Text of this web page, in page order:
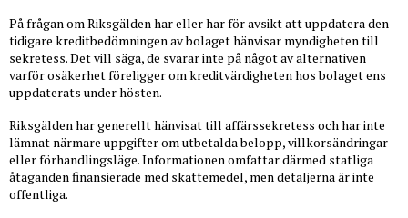
På frågan om Riksgälden har eller har för avsikt att uppdatera den
tidigare kreditbedömningen av bolaget hänvisar myndigheten till
sekretess. Det vill säga, de svarar inte på något av alternativen
varför osäkerhet föreligger om kreditvärdigheten hos bolaget ens
uppdaterats under hösten.
Riksgälden har generellt hänvisat till affärssekretess och har inte
lämnat närmare uppgifter om utbetalda belopp, villkorsändringar
eller förhandlingsläge. Informationen omfattar därmed statliga
åtaganden finansierade med skattemedel, men detaljerna är inte
offentliga.